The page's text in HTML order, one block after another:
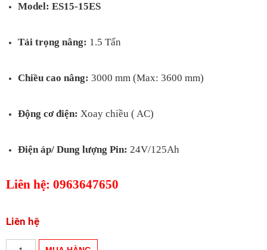
Model: ES15-15ES
Tải trọng nâng: 1.5 Tấn
Chiều cao nâng: 3000 mm (Max: 3600 mm)
Động cơ điện: Xoay chiều ( AC)
Điện áp/ Dung lượng Pin: 24V/125Ah
Liên hệ: 0963647650
Liên hệ